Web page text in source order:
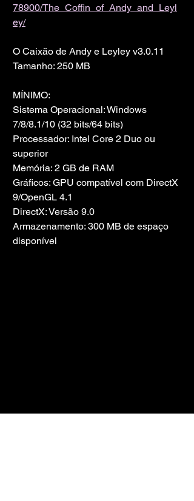
78900/The_Coffin_of_Andy_and_Leyl
ey/
O Caixão de Andy e Leyley v3.0.11
Tamanho: 250 MB
MÍNIMO:
Sistema Operacional: Windows
7/8/8.1/10 (32 bits/64 bits)
Processador: Intel Core 2 Duo ou
superior
Memória: 2 GB de RAM
Gráficos: GPU compatível com DirectX
9/OpenGL 4.1
DirectX: Versão 9.0
Armazenamento: 300 MB de espaço
disponível